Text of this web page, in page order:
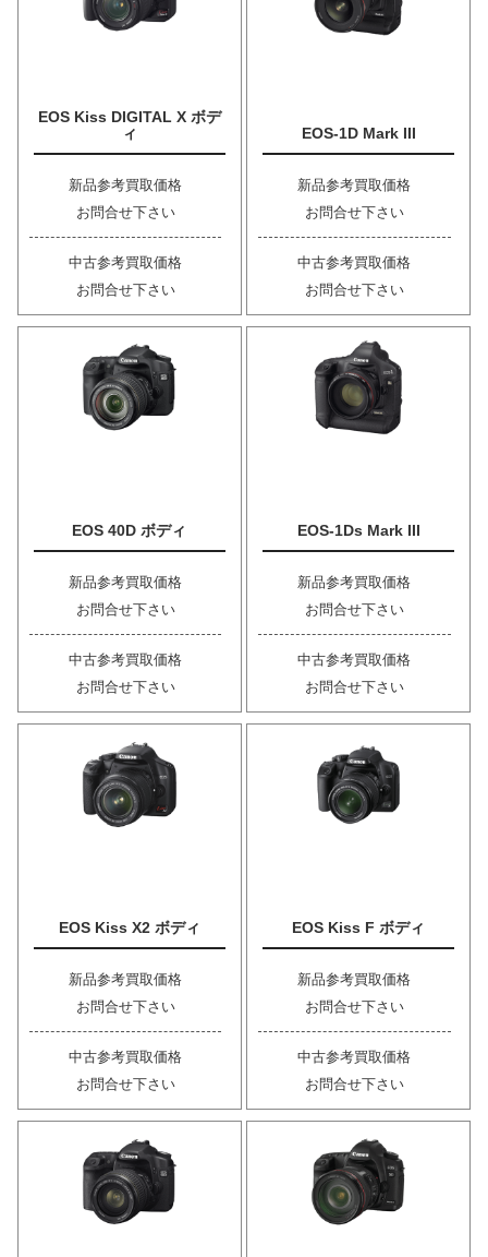
EOS Kiss DIGITAL X ボデ
ィ
新品参考買取価格
お問合せ下さい
中古参考買取価格
お問合せ下さい
EOS-1D Mark III
新品参考買取価格
お問合せ下さい
中古参考買取価格
お問合せ下さい
EOS 40D ボディ
新品参考買取価格
お問合せ下さい
中古参考買取価格
お問合せ下さい
EOS-1Ds Mark III
新品参考買取価格
お問合せ下さい
中古参考買取価格
お問合せ下さい
EOS Kiss X2 ボディ
新品参考買取価格
お問合せ下さい
中古参考買取価格
お問合せ下さい
EOS Kiss F ボディ
新品参考買取価格
お問合せ下さい
中古参考買取価格
お問合せ下さい